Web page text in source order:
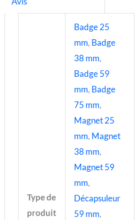
Type de
produit
Badge 25
mm, Badge
38 mm,
Badge 59
mm, Badge
75 mm,
Magnet 25
mm, Magnet
38 mm,
Magnet 59
mm,
Décapsuleur
59 mm,